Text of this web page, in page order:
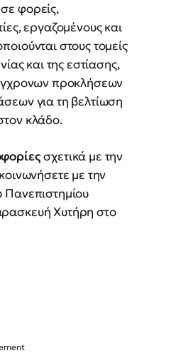
φορείς,
εργαζομένους και
στους τομείς
και της εστίασης,
προκλήσεων
για τη βελτίωση
κλάδο.
σχετικά με την
με την
Πανεπιστημίου
Χυτήρη στο